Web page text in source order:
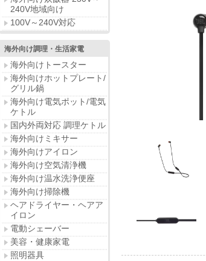
240V地域向け
100V～240V対応
海外向け調理・生活家電
海外向けトースター
海外向けホットプレート/
グリル鍋
海外向け電気ポット/電気
ケトル
国内外両対応 調理ケトル
海外向けミキサー
海外向けアイロン
海外向け空気清浄機
海外向け温水洗浄便座
海外向け掃除機
ヘアドライヤー・ヘアア
イロン
電動シェーバー
美容・健康家電
照明器具